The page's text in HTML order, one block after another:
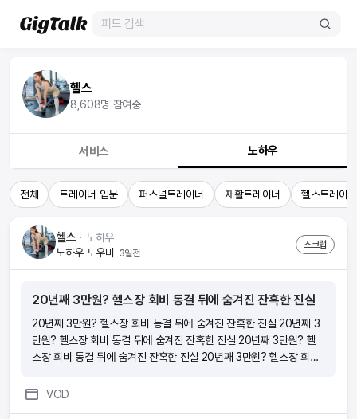
헬스
8,608명 참여중
서비스 노하우
전체 트레이너 입문 퍼스널트레이너 재활트레이너 헬스트레이너
헬스 ᆞ 노하우
노하우 도우미 3일전
스크랩
20년째 3만원? 헬스장 회비 동결 뒤에 숨겨진 잔혹한 진실
20년째 3만원? 헬스장 회비 동결 뒤에 숨겨진 잔혹한 진실 20년째 3
만원? 헬스장 회비 동결 뒤에 숨겨진 잔혹한 진실 20년째 3만원? 헬
스장 회비 동결 뒤에 숨겨진 잔혹한 진실 20년째 3만원? 헬스장 회비
VOD